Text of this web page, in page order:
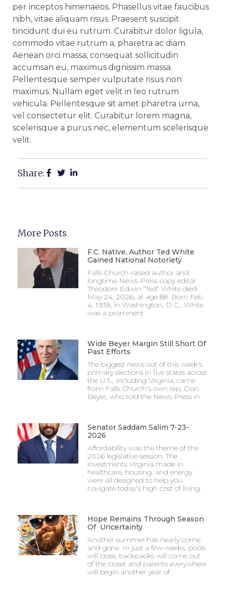
per inceptos himenaeos. Phasellus vitae faucibus
nibh, vitae aliquam risus. Praesent suscipit
tincidunt dui eu rutrum. Curabitur dolor ligula,
commodo vitae rutrum a, pharetra ac diam.
Aenean orci massa, consequat sollicitudin
accumsan eu, maximus dignissim massa.
Pellentesque semper vulputate risus non
maximus. Nullam eget velit in leo rutrum
vehicula. Pellentesque sit amet pharetra urna,
vel consectetur elit. Curabitur lorem magna,
scelerisque a purus nec, elementum scelerisque
velit.
Share:
More Posts
F.C. Native, Author Ted White
Gained National Notoriety
Falls Church-raised author and
longtime News-Press copy editor
Theodore Edwin “Ted” White died
May 24, 2026, at age 88. Born Feb.
4, 1938, in Washington, D.C., White
was a prominent
Wide Beyer Margin Still Short Of
Past Efforts
The biggest news out of this week’s
primary elections in five states across
the U.S., including Virginia, came
from Falls Church’s own rep, Don
Beyer, who told the News-Press in
Senator Saddam Salim 7-23-
2026
Affordability was the theme of the
2026 legislative session. The
investments Virginia made in
healthcare, housing, and energy
were all designed to help you
navigate today’s high cost of living.
Hope Remains Through Season
Of Uncertainty
Another summer has nearly come
and gone. In just a few weeks, pools
will close, backpacks will come out
of the closet and parents everywhere
will begin another year of